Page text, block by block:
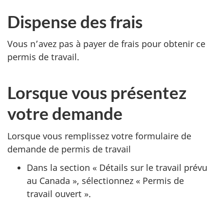
Dispense des frais
Vous n’avez pas à payer de frais pour obtenir ce
permis de travail.
Lorsque vous présentez
votre demande
Lorsque vous remplissez votre formulaire de
demande de permis de travail
Dans la section « Détails sur le travail prévu
au Canada », sélectionnez « Permis de
travail ouvert ».